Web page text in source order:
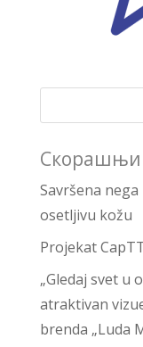
Savršena
osetljivu kožu
Projekat
„Gledaj svet u
atraktivan
brenda „Luda